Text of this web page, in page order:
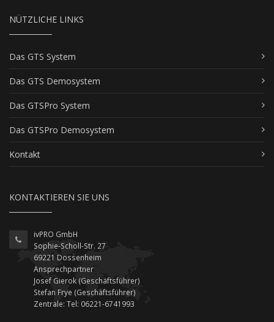
NÜTZLICHE LINKS
Das GTS System
Das GTS Demosystem
Das GTSPro System
Das GTSPro Demosystem
Kontakt
KONTAKTIEREN SIE UNS
ivPRO GmbH
Sophie-Scholl-Str. 27
69221 Dossenheim
Ansprechpartner
Josef Gierok (Geschäftsführer)
Stefan Frye (Geschäftsführer)
Zentrale: Tel: 06221-6741993